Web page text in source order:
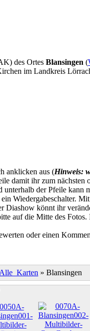
des Ortes Blansingen (
im Landkreis
anklicken aus (Hinweis:
damit ihr zum
der Pfeile kann
Wiedergabeschalter.
Diashow könnt ihr
auf die Mitte des
oder einen
Alle_Karten » Blansingen